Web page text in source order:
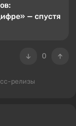
— спустя
0
релизы